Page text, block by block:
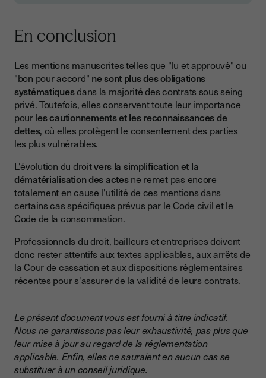
En conclusion
Les mentions manuscrites telles que "lu et approuvé" ou
"bon pour accord" ne sont plus des obligations
systématiquesdans la majorité des contrats sous seing
privé. Toutefois, elles conservent toute leur importance
pourles cautionnements et les reconnaissances de
dettes, où elles protègent le consentement des parties
les plus vulnérables.
L'évolution du droitvers la simplification et la
dématérialisation des actesne remet pas encore
totalement en cause l'utilité de ces mentions dans
certains cas spécifiques prévus par le Code civil et le
Code de la consommation.
Professionnels du droit, bailleurs et entreprises doivent
donc rester attentifs aux textes applicables, aux arrêts de
la Cour de cassation et aux dispositions réglementaires
récentes pour s'assurer de la validité de leurs contrats.
Le présent document vous est fourni à titre indicatif.
Nous ne garantissons pas leur exhaustivité, pas plus que
leur mise à jour au regard de la réglementation
applicable. Enfin, elles ne sauraient en aucun cas se
substituer à un conseil juridique.